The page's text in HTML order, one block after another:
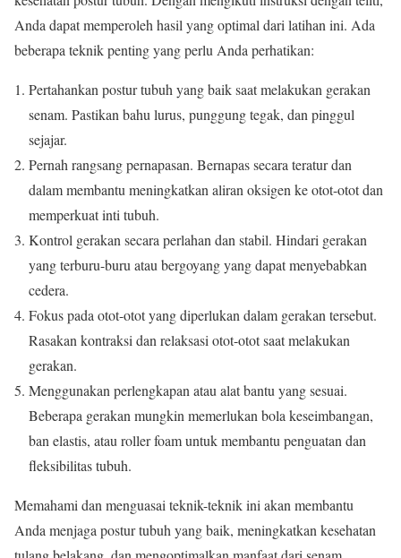
Anda dapat memperoleh hasil yang optimal dari latihan ini. Ada
beberapa teknik penting yang perlu Anda perhatikan:
Pertahankan postur tubuh yang baik saat melakukan gerakan
senam. Pastikan bahu lurus, punggung tegak, dan pinggul
sejajar.
Pernah rangsang pernapasan. Bernapas secara teratur dan
dalam membantu meningkatkan aliran oksigen ke otot-otot dan
memperkuat inti tubuh.
Kontrol gerakan secara perlahan dan stabil. Hindari gerakan
yang terburu-buru atau bergoyang yang dapat menyebabkan
cedera.
Fokus pada otot-otot yang diperlukan dalam gerakan tersebut.
Rasakan kontraksi dan relaksasi otot-otot saat melakukan
gerakan.
Menggunakan perlengkapan atau alat bantu yang sesuai.
Beberapa gerakan mungkin memerlukan bola keseimbangan,
ban elastis, atau roller foam untuk membantu penguatan dan
fleksibilitas tubuh.
Memahami dan menguasai teknik-teknik ini akan membantu
Anda menjaga postur tubuh yang baik, meningkatkan kesehatan